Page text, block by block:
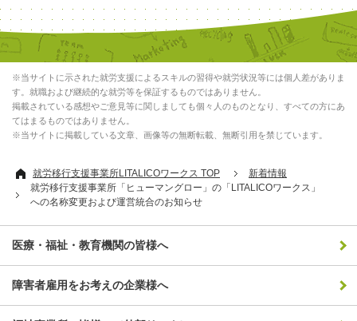
※当サイトに示された就労支援によるスキルの習得や就労状況等には個人差がありま
す。就職および継続的な就労等を保証するものではありません。
掲載されている感想やご意見等に関しましても個々人のものとなり、すべての方にあ
てはまるものではありません。
※当サイトに掲載している文章、画像等の無断転載、無断引用を禁じています。
就労移行支援事業所LITALICOワークス TOP
新着情報
就労移行支援事業所「ヒューマングロー」の「LITALICOワークス」
への名称変更および運営統合のお知らせ
医療・福祉・教育機関の皆様へ
障害者雇用をお考えの企業様へ